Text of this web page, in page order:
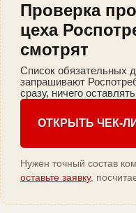
Проверка
цеха
смотрят
Список обязательных
запрашивают
сразу, ничего
ОТКРЫТЬ ЧЕК-
Нужен точный состав
оставьте заявку,